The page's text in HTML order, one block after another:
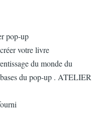
pop-up
votre livre
du monde du
du pop-up . ATELIER